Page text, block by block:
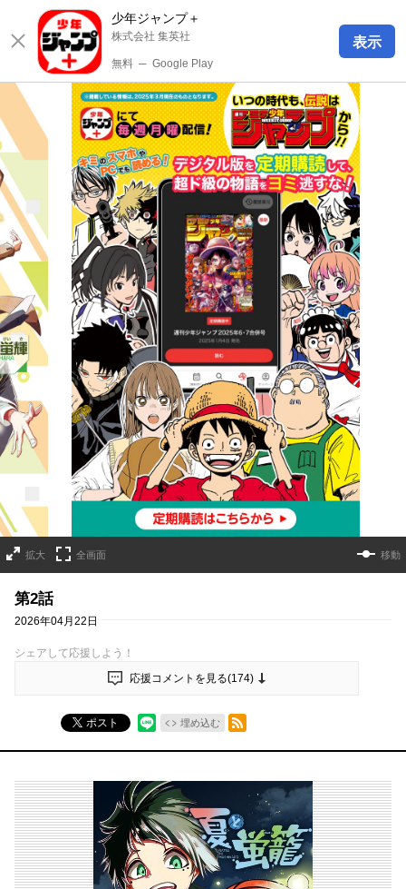
少年ジャンプ＋
株式会社 集英社
無料 ─ Google Play
表示
詳細ページへのリンク
拡大 全画面 移動
第2話
2026年04月22日
シェアして応援しよう！
応援コメントを見る(174)
ポスト 埋め込む
RSSフィード